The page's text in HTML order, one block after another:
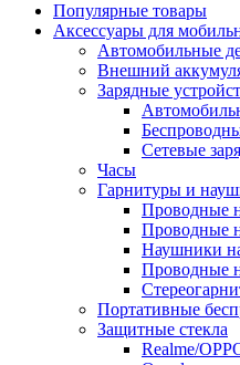
Популярные товары
Аксессуары для
Автомобильные
Внешний
Зарядные
Сетевые
Часы
Гарнитуры и
Проводные
Проводные
Наушники
Проводные
Портативные
Защитные стекла
Realme/